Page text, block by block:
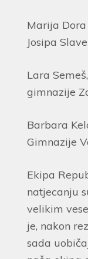
Marija
Josipa
Lara
gimnazije
Barbara
Gimnazije
Ekipa
natjecanju
velikim
je, nakon
sada